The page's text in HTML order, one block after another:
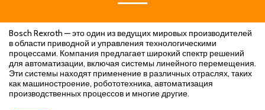
Bosch Rexroth — это один из ведущих мировых производителей
в области приводной и управления технологическими
процессами. Компания предлагает широкий спектр решений
для автоматизации, включая системы линейного перемещения.
Эти системы находят применение в различных отраслях, таких
как машиностроение, робототехника, автоматизация
производственных процессов и многие другие.